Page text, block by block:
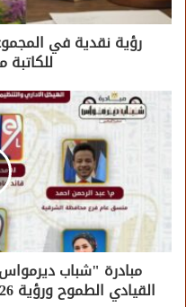
رؤية نقدية في
مبادرة "شباب
القيادي الطموح ورؤية 2026-2050 لبناء مستقبل مستدام